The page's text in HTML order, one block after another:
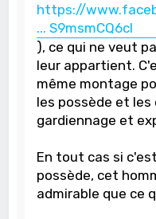
https://
... S9msmCQ6cl
), ce qui ne veut
leur appartient.
même montage
les possède et les
gardiennage et
En tout cas si
possède, cet
admirable que ce